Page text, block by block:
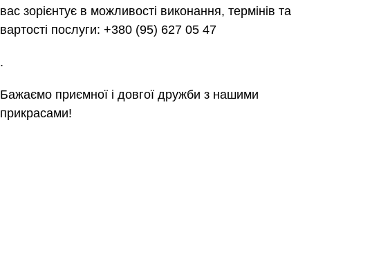
вас зорієнтує в можливості виконання, термінів та
вартості послуги: +380 (95) 627 05 47
.
Бажаємо приємної і довгої дружби з нашими
прикрасами!